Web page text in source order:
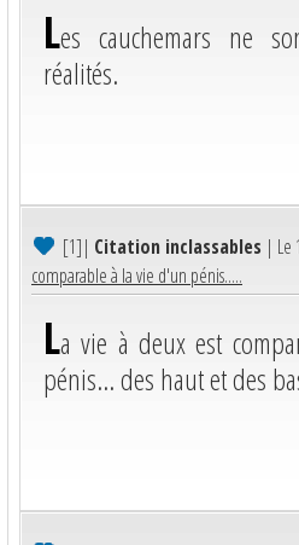
Les cauchemars ne
réalités.
[1]| Citation inclassables | Le
comparable à la vie d'un pénis.....
La vie à deux est
pénis... des haut et des